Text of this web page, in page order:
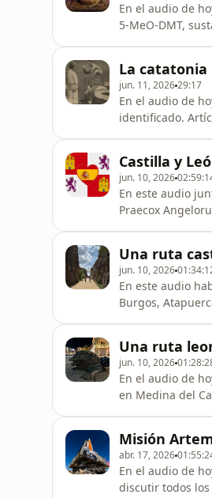
En el audio de
5-MeO-DMT,
La catatonia
jun. 11, 202629:17
En el audio de
identificado.
Castilla y
jun. 10, 2026
En este audio
Praecox
Una ruta
jun. 10, 2026
En este audio
Burgos,
Una ruta
jun. 10, 2026
En el audio de
en Medina del
Dementia
Misión
abr. 17, 2026
En el audio de
discutir todos